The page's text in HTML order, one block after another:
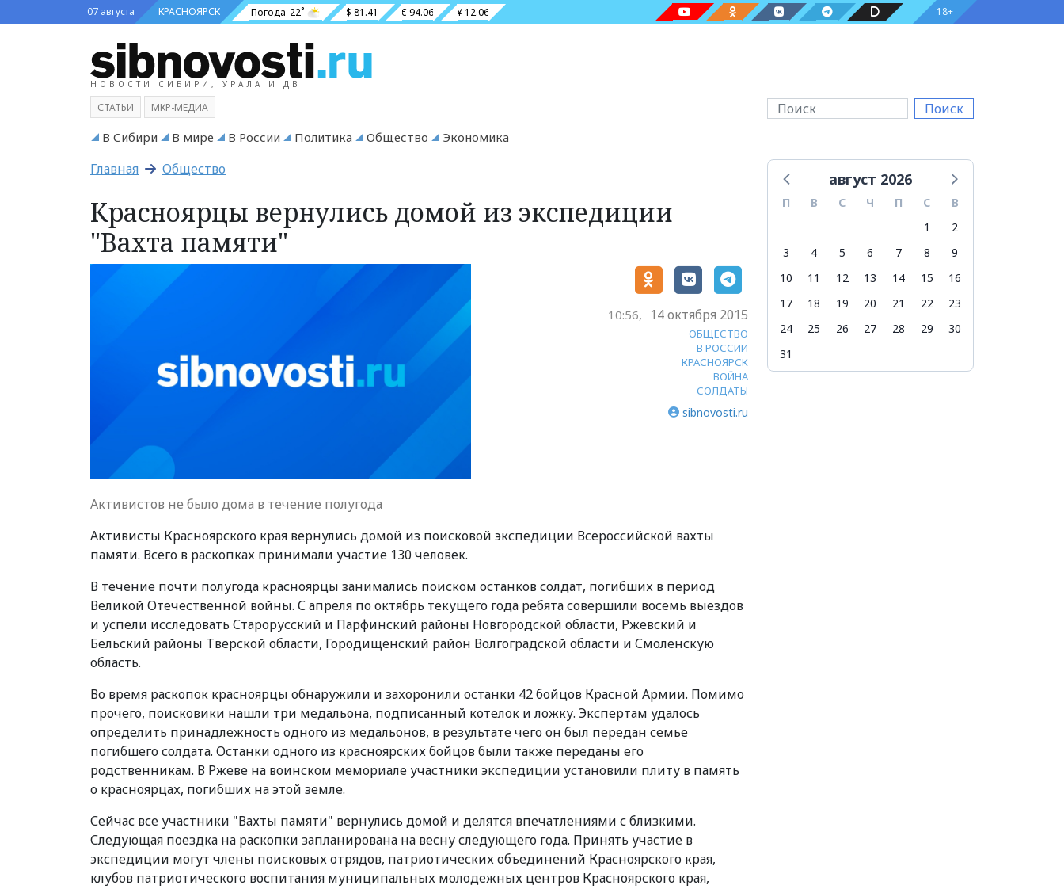
07 августа КРАСНОЯРСК Погода 22˚ $ 81.41 € 94.06 ¥ 12.06 18+
НОВОСТИ СИБИРИ, УРАЛА И ДВ
Поиск
СТАТЬИ МКР-МЕДИА
В Сибири В мире В России Политика Общество Экономика
Главная Общество
Красноярцы вернулись домой из экспедиции
"Вахта памяти"
10:56, 14 октября 2015
ОБЩЕСТВО
В РОССИИ
КРАСНОЯРСК
ВОЙНА
СОЛДАТЫ
sibnovosti.ru
Активистов не было дома в течение полугода
Активисты Красноярского края вернулись домой из поисковой экспедиции Всероссийской вахты
памяти. Всего в раскопках принимали участие 130 человек.
В течение почти полугода красноярцы занимались поиском останков солдат, погибших в период
Великой Отечественной войны. С апреля по октябрь текущего года ребята совершили восемь выездов
и успели исследовать Старорусский и Парфинский районы Новгородской области, Ржевский и
Бельский районы Тверской области, Городищенский район Волгоградской области и Смоленскую
область.
Во время раскопок красноярцы обнаружили и захоронили останки 42 бойцов Красной Армии. Помимо
прочего, поисковики нашли три медальона, подписанный котелок и ложку. Экспертам удалось
определить принадлежность одного из медальонов, в результате чего он был передан семье
погибшего солдата. Останки одного из красноярских бойцов были также переданы его
родственникам. В Ржеве на воинском мемориале участники экспедиции установили плиту в память
о красноярцах, погибших на этой земле.
Сейчас все участники "Вахты памяти" вернулись домой и делятся впечатлениями с близкими.
Следующая поездка на раскопки запланирована на весну следующего года. Принять участие в
экспедиции могут члены поисковых отрядов, патриотических объединений Красноярского края,
клубов патриотического воспитания муниципальных молодежных центров Красноярского края,
август 2026
П В С Ч П С
В
1
2
3
4 5 6 7 8
9
10
11 12 13 14 15
16
17
18 19 20 21 22
23
24
25 26 27 28 29
30
31